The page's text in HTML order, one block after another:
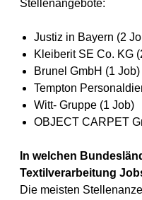
Stellenangebote:
Justiz in Bayern (2
Kleiberit SE Co. KG
Brunel GmbH (1 Job)
Tempton
Witt- Gruppe (1 Job)
OBJECT CARPET
In welchen
Textilverarbeitung
Die meisten